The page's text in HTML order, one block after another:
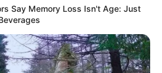
Say Memory Loss Isn't Age: Just